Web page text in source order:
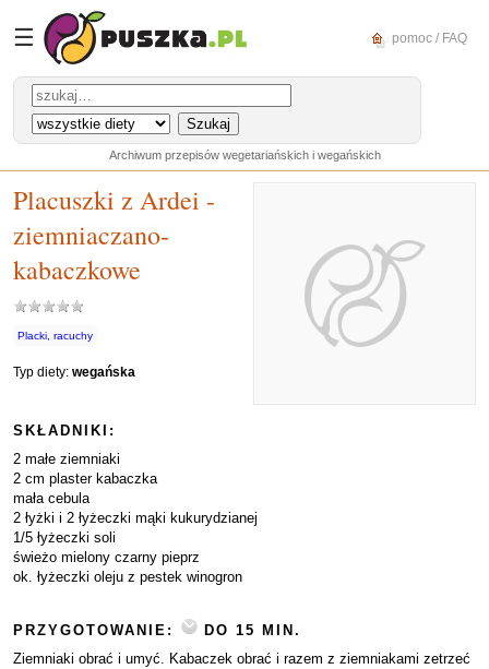
☰ pomoc / FAQ
Archiwum przepisów wegetariańskich i wegańskich
Placuszki z Ardei -
ziemniaczano-
kabaczkowe
Placki, racuchy
Typ diety: wegańska
SKŁADNIKI:
2 małe ziemniaki
2 cm plaster kabaczka
mała cebula
2 łyżki i 2 łyżeczki mąki kukurydzianej
1/5 łyżeczki soli
świeżo mielony czarny pieprz
ok. łyżeczki oleju z pestek winogron
PRZYGOTOWANIE:
DO 15 MIN.
Ziemniaki obrać i umyć. Kabaczek obrać i razem z ziemniakami zetrzeć